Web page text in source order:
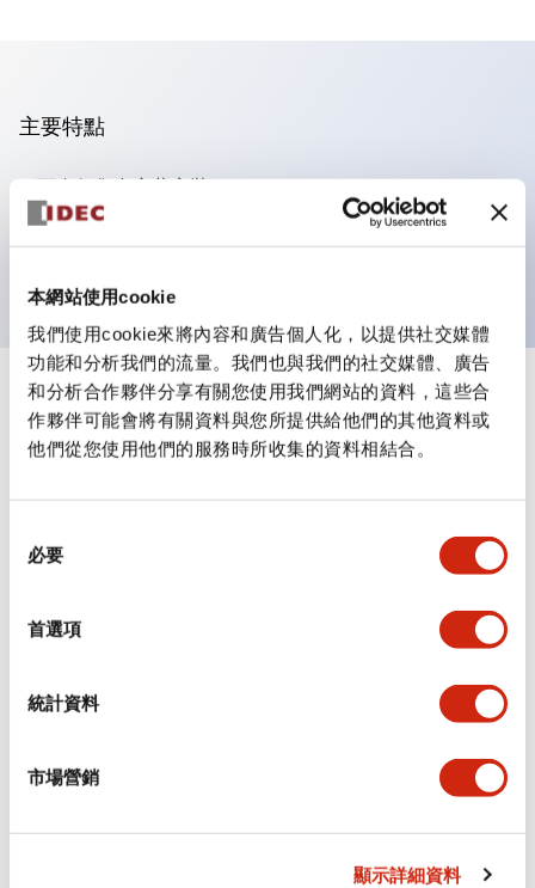
本網站使用cookie
我們使用cookie來將內容和廣告個人化，以提供社交媒體
功能和分析我們的流量。我們也與我們的社交媒體、廣告
和分析合作夥伴分享有關您使用我們網站的資料，這些合
作夥伴可能會將有關資料與您所提供給他們的其他資料或
他們從您使用他們的服務時所收集的資料相結合。
必要
首選項
統計資料
市場營銷
顯示詳細資料
主要特點
可進行集合密著安裝
附鎖選擇開關採用高安全性的彈子鎖結構
規格 顯示全部
審美規範
安裝和安裝規範